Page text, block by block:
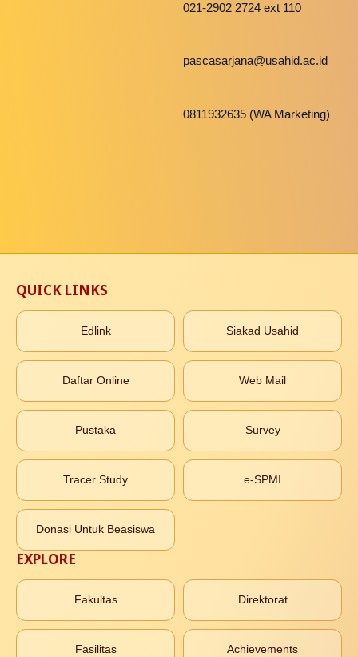
021-2902 2724 ext 110
pascasarjana@usahid.ac.id
0811932635 (WA Marketing)
QUICK LINKS
Edlink Siakad Usahid
Daftar Online Web Mail
Pustaka Survey
Tracer Study e-SPMI
Donasi Untuk Beasiswa
EXPLORE
Fakultas Direktorat
Fasilitas Achievements